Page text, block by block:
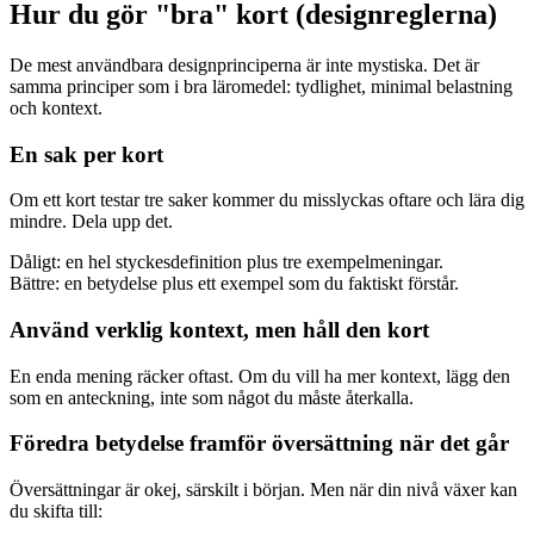
Hur du gör "bra" kort (designreglerna)
De mest användbara designprinciperna är inte mystiska. Det är
samma principer som i bra läromedel: tydlighet, minimal belastning
och kontext.
En sak per kort
Om ett kort testar tre saker kommer du misslyckas oftare och lära dig
mindre. Dela upp det.
Dåligt: en hel styckesdefinition plus tre exempelmeningar.
Bättre: en betydelse plus ett exempel som du faktiskt förstår.
Använd verklig kontext, men håll den kort
En enda mening räcker oftast. Om du vill ha mer kontext, lägg den
som en anteckning, inte som något du måste återkalla.
Föredra betydelse framför översättning när det går
Översättningar är okej, särskilt i början. Men när din nivå växer kan
du skifta till: